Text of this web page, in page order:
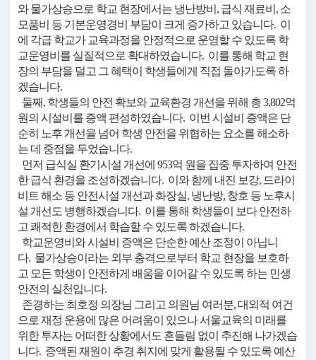
와 물가상승으로 학교 현장에서는 냉난방비, 급식 재료비, 소
모품비 등 기본운영경비 부담이 크게 증가하고 있습니다. 이
에 각급 학교가 교육과정을 안정적으로 운영할 수 있도록 학
교운영비를 실질적으로 확대하였습니다. 이를 통해 학교 현
장의 부담을 덜고 그 혜택이 학생들에게 직접 돌아가도록 하
겠습니다.
둘째, 학생들의 안전 확보와 교육환경 개선을 위해 총 3,802억
원의 시설비를 증액 편성하였습니다. 이번 시설비 증액은 단
순히 노후 개선을 넘어 학생 안전을 위협하는 요소를 해소하
는 데 중점을 두었습니다.
먼저 급식실 환기시설 개선에 953억 원을 집중 투자하여 안전
한 급식 환경을 조성하겠습니다. 이와 함께 내진 보강, 드라이
비트 해소 등 안전시설 개선과 화장실, 냉난방, 창호 등 노후시
설 개선도 병행하겠습니다. 이를 통해 학생들이 보다 안전하
고 쾌적한 환경에서 학습할 수 있도록 하겠습니다.
학교운영비와 시설비 증액은 단순한 예산 조정이 아닙니
다. 물가상승이라는 외부 충격으로부터 학교 현장을 보호하
고 모든 학생이 안전하게 배움을 이어갈 수 있도록 하는 민생
안전의 실천입니다.
존경하는 최호정 의장님 그리고 의원님 여러분, 대외적 여건
으로 재정 운용에 많은 어려움이 있으나 서울교육의 미래를
위한 투자는 어떠한 상황에서도 흔들림 없이 추진해 나가겠습
니다. 증액된 재원이 추경 취지에 맞게 활용될 수 있도록 예산